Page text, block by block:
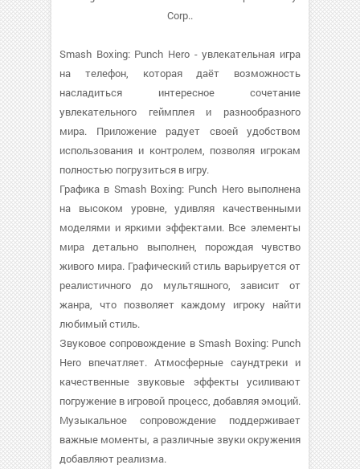
Corp..
Smash Boxing: Punch Hero - увлекательная игра
на телефон, которая даёт возможность
насладиться интересное сочетание
увлекательного геймплея и разнообразного
мира. Приложение радует своей удобством
использования и контролем, позволяя игрокам
полностью погрузиться в игру.
Графика в Smash Boxing: Punch Hero выполнена
на высоком уровне, удивляя качественными
моделями и яркими эффектами. Все элементы
мира детально выполнен, порождая чувство
живого мира. Графический стиль варьируется от
реалистичного до мультяшного, зависит от
жанра, что позволяет каждому игроку найти
любимый стиль.
Звуковое сопровождение в Smash Boxing: Punch
Hero впечатляет. Атмосферные саундтреки и
качественные звуковые эффекты усиливают
погружение в игровой процесс, добавляя эмоций.
Музыкальное сопровождение поддерживает
важные моменты, а различные звуки окружения
добавляют реализма.